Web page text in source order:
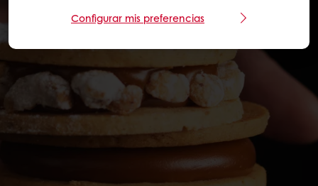
Configurar mis preferencias